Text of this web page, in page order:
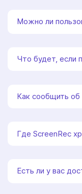
Можно ли
Что будет, если
Как сообщить об
Где ScreenRec
Есть ли у вас